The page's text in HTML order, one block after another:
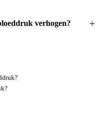
verhogen?